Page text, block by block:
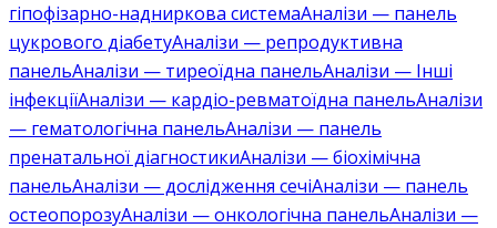
гіпофізарно-надниркова системаАналізи — панель
цукрового діабетуАналізи — репродуктивна
панельАналізи — тиреоїдна панельАналізи — Інші
інфекціїАналізи — кардіо-ревматоїдна панельАналізи
— гематологічна панельАналізи — панель
пренатальної діагностикиАналізи — біохімічна
панельАналізи — дослідження сечіАналізи — панель
остеопорозуАналізи — онкологічна панельАналізи —